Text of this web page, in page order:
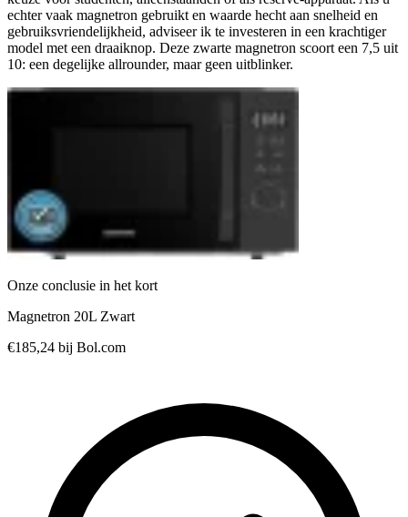
echter vaak magnetron gebruikt en waarde hecht aan snelheid en
gebruiksvriendelijkheid, adviseer ik te investeren in een krachtiger
model met een draaiknop. Deze zwarte magnetron scoort een 7,5 uit
10: een degelijke allrounder, maar geen uitblinker.
Onze conclusie in het kort
Magnetron 20L Zwart
€185,24 bij Bol.com